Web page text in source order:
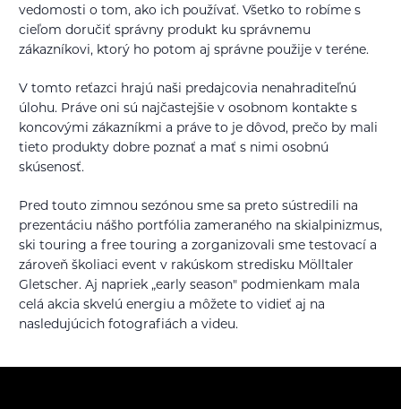
vedomosti o tom, ako ich používať. Všetko to robíme s
cieľom doručiť správny produkt ku správnemu
zákazníkovi, ktorý ho potom aj správne použije v teréne.
V tomto reťazci hrajú naši predajcovia nenahraditeľnú
úlohu. Práve oni sú najčastejšie v osobnom kontakte s
koncovými zákazníkmi a práve to je dôvod, prečo by mali
tieto produkty dobre poznať a mať s nimi osobnú
skúsenosť.
Pred touto zimnou sezónou sme sa preto sústredili na
prezentáciu nášho portfólia zameraného na skialpinizmus,
ski touring a free touring a zorganizovali sme testovací a
zároveň školiaci event v rakúskom stredisku Mölltaler
Gletscher. Aj napriek „early season" podmienkam mala
celá akcia skvelú energiu a môžete to vidieť aj na
nasledujúcich fotografiách a videu.